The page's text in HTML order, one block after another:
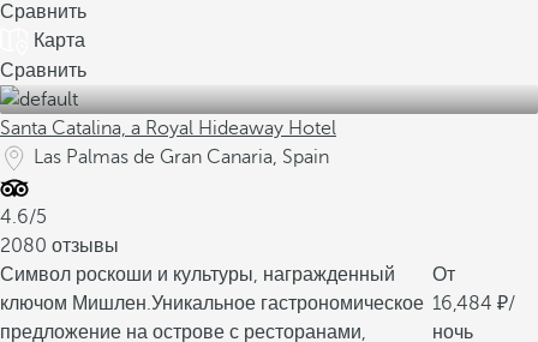
Сравнить
Карта
Сравнить
Santa Catalina, a Royal Hideaway Hotel
Las Palmas de Gran Canaria, Spain
4.6/5
2080 отзывы
Символ роскоши и культуры, награжденный
ключом Мишлен.Уникальное гастрономическое
предложение на острове с ресторанами,
От
16,484
/
ночь